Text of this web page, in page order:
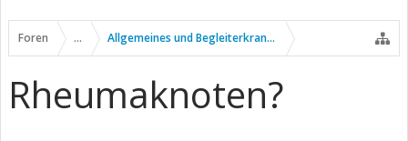
Foren ... Allgemeines und Begleiterkrankungen
Rheumaknoten?